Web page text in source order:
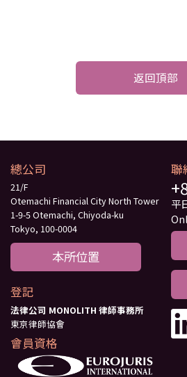
返回頂部
總公司
21/F
Otemachi Financial City North Tower
1-9-5 Otemachi, Chiyoda-ku
Tokyo, 100-0004
本所位置
登記
法律公司 MONOLITH 律師事務所
東京律師協會
會員資格
聯
平